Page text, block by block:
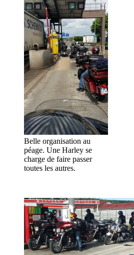
Belle organisation au
péage. Une Harley se
charge de faire passer
toutes les autres.